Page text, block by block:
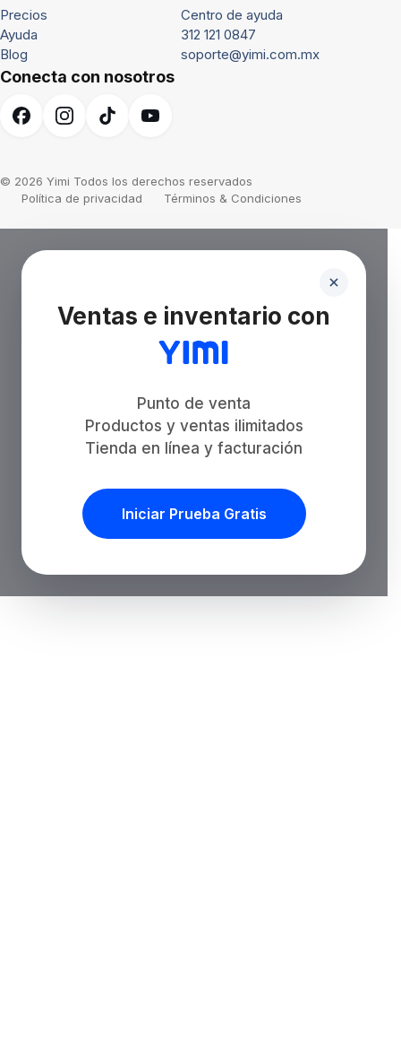
Precios
Ayuda
Blog
Centro de ayuda
312 121 0847
soporte@yimi.com.mx
Conecta con nosotros
© 2026 Yimi Todos los derechos reservados
Política de privacidad
Términos & Condiciones
Ventas e inventario con
Punto de venta
Productos y ventas ilimitados
Tienda en línea y facturación
Iniciar Prueba Gratis